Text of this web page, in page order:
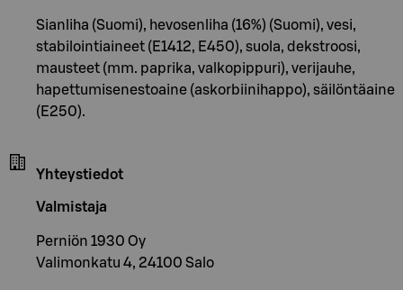
Sianliha (Suomi), hevosenliha (16%) (Suomi), vesi,
stabilointiaineet (E1412, E450), suola, dekstroosi,
mausteet (mm. paprika, valkopippuri), verijauhe,
hapettumisenestoaine (askorbiinihappo), säilöntäaine
(E250).
Yhteystiedot
Valmistaja
Perniön 1930 Oy
Valimonkatu 4, 24100 Salo